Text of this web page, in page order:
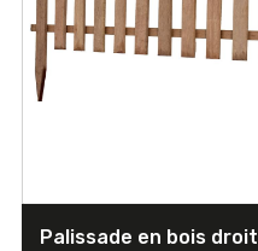
Palissade en bois droit